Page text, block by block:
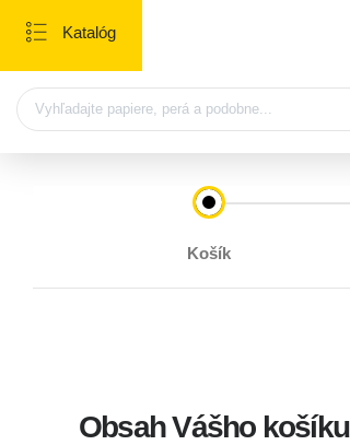
Katalóg
Košík
Obsah Vášho košíku